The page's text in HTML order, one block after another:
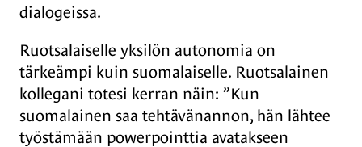
dialogeissa.
Ruotsalaiselle yksilön autonomia on
tärkeämpi kuin suomalaiselle. Ruotsalainen
kollegani totesi kerran näin: ”Kun
suomalainen saa tehtävänannon, hän lähtee
työstämään powerpointtia avatakseen